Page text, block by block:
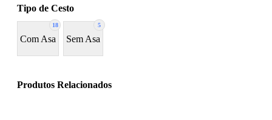
Tipo de Cesto
18
Com Asa
5
Sem Asa
Produtos Relacionados